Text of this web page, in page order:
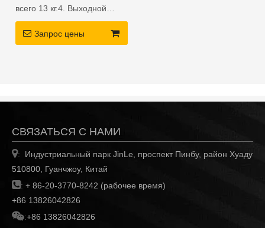
всего 13 кг.4. Выходной
каскад класса TD с
функцией DSP.
Запрос цены
СВЯЗАТЬСЯ С НАМИ
:
Индустриальный парк JinLe, проспект Пинбу, район Хуаду
510800, Гуанчжоу, Китай
: + 86-20-3770-8242 (рабочее время)
+86 13826042826
:+86 13826042826